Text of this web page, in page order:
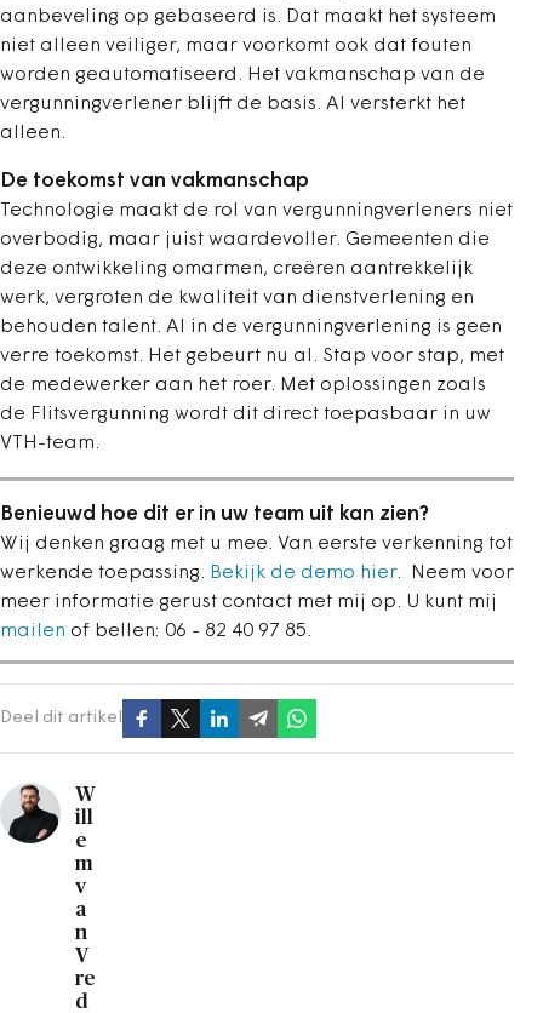
aanbeveling op gebaseerd is. Dat maakt het systeem
niet alleen veiliger, maar voorkomt ook dat fouten
worden geautomatiseerd. Het vakmanschap van de
vergunningverlener blijft de basis. AI versterkt het
alleen.
De toekomst van vakmanschap
Technologie maakt de rol van vergunningverleners niet
overbodig, maar juist waardevoller. Gemeenten die
deze ontwikkeling omarmen, creëren aantrekkelijk
werk, vergroten de kwaliteit van dienstverlening en
behouden talent. AI in de vergunningverlening is geen
verre toekomst. Het gebeurt nu al. Stap voor stap, met
de medewerker aan het roer. Met oplossingen zoals
de Flitsvergunning wordt dit direct toepasbaar in uw
VTH-team.
Benieuwd hoe dit er in uw team uit kan zien?
Wij denken graag met u mee. Van eerste verkenning tot
werkende toepassing. Bekijk de demo hier. Neem voor
meer informatie gerust contact met mij op. U kunt mij
mailen of bellen: 06 - 82 40 97 85.
Deel dit artikel
W
ill
e
m
v
a
n
V
re
d